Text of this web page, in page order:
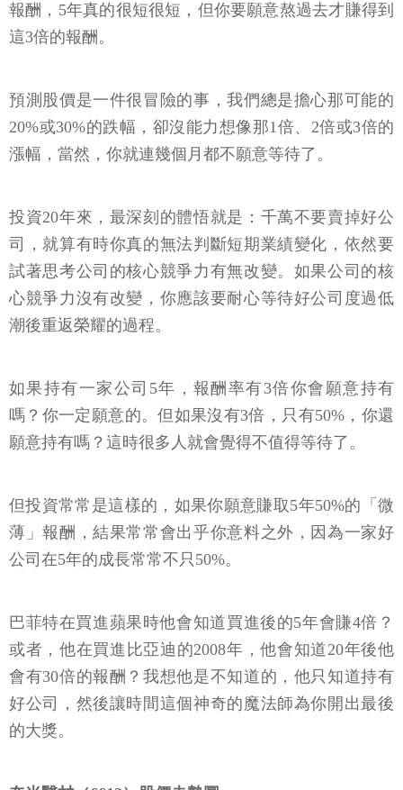
報酬，5年真的很短很短，但你要願意熬過去才賺得到
這3倍的報酬。
預測股價是一件很冒險的事，我們總是擔心那可能的
20%或30%的跌幅，卻沒能力想像那1倍、2倍或3倍的
漲幅，當然，你就連幾個月都不願意等待了。
投資20年來，最深刻的體悟就是：千萬不要賣掉好公
司，就算有時你真的無法判斷短期業績變化，依然要
試著思考公司的核心競爭力有無改變。如果公司的核
心競爭力沒有改變，你應該要耐心等待好公司度過低
潮後重返榮耀的過程。
如果持有一家公司5年，報酬率有3倍你會願意持有
嗎？你一定願意的。但如果沒有3倍，只有50%，你還
願意持有嗎？這時很多人就會覺得不值得等待了。
但投資常常是這樣的，如果你願意賺取5年50%的「微
薄」報酬，結果常常會出乎你意料之外，因為一家好
公司在5年的成長常常不只50%。
巴菲特在買進蘋果時他會知道買進後的5年會賺4倍？
或者，他在買進比亞迪的2008年，他會知道20年後他
會有30倍的報酬？我想他是不知道的，他只知道持有
好公司，然後讓時間這個神奇的魔法師為你開出最後
的大獎。